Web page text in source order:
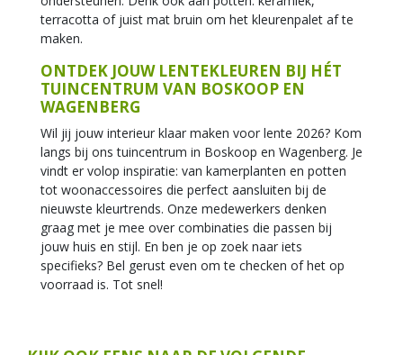
terracotta of juist mat bruin om het kleurenpalet af te
maken.
ONTDEK JOUW LENTEKLEUREN BIJ HÉT
TUINCENTRUM VAN BOSKOOP EN
WAGENBERG
Wil jij jouw interieur klaar maken voor lente 2026? Kom
langs bij ons tuincentrum in Boskoop en Wagenberg. Je
vindt er volop inspiratie: van kamerplanten en potten
tot woonaccessoires die perfect aansluiten bij de
nieuwste kleurtrends. Onze medewerkers denken
graag met je mee over combinaties die passen bij
jouw huis en stijl. En ben je op zoek naar iets
specifieks? Bel gerust even om te checken of het op
voorraad is. Tot snel!